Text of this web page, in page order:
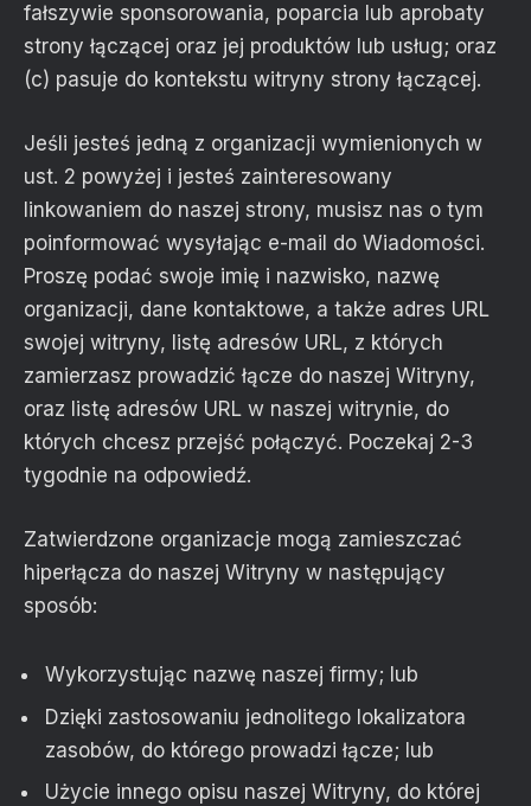
fałszywie sponsorowania, poparcia lub aprobaty
strony łączącej oraz jej produktów lub usług; oraz
(c) pasuje do kontekstu witryny strony łączącej.
Jeśli jesteś jedną z organizacji wymienionych w
ust. 2 powyżej i jesteś zainteresowany
linkowaniem do naszej strony, musisz nas o tym
poinformować wysyłając e-mail do Wiadomości.
Proszę podać swoje imię i nazwisko, nazwę
organizacji, dane kontaktowe, a także adres URL
swojej witryny, listę adresów URL, z których
zamierzasz prowadzić łącze do naszej Witryny,
oraz listę adresów URL w naszej witrynie, do
których chcesz przejść połączyć. Poczekaj 2-3
tygodnie na odpowiedź.
Zatwierdzone organizacje mogą zamieszczać
hiperłącza do naszej Witryny w następujący
sposób:
Wykorzystując nazwę naszej firmy; lub
Dzięki zastosowaniu jednolitego lokalizatora
zasobów, do którego prowadzi łącze; lub
Użycie innego opisu naszej Witryny, do której